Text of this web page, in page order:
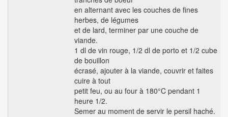
en alternant avec les couches de fines
herbes, de légumes
et de lard, terminer par une couche de
viande.
1 dl de vin rouge, 1/2 dl de porto et 1/2 cube
de bouillon
écrasé, ajouter à la viande, couvrir et faites
cuire à tout
petit feu, ou au four à 180°C pendant 1
heure 1/2.
Semer au moment de servir le persil haché.